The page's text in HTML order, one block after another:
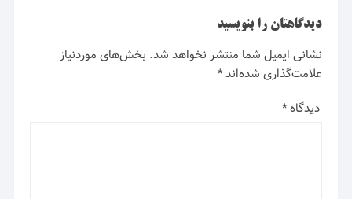
دیدگاهتان را بنویسید
نشانی ایمیل شما منتشر نخواهد شد. بخش‌های موردنیاز
علامت‌گذاری شده‌اند*
دیدگاه*